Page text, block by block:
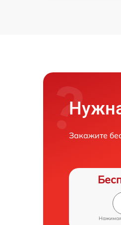
Закажите
Нажимая